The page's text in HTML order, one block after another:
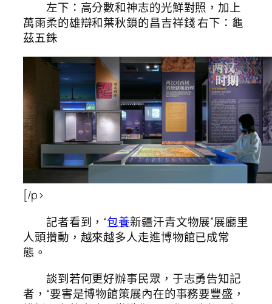
左下：高分數和神志的光鮮對照，加上
萬雨柔的雄辯和葉秋鎖的昌吉祥錢 右下：龜
茲五銖
[/p>
記者看到，“包養新疆汗青文物展”展廳里
人頭攢動，越來越多人走進博物館已成常
態。
談到若何更好辦事民眾，于志勇告知記
者，“要害是博物館策展內在的事務要豐盛，